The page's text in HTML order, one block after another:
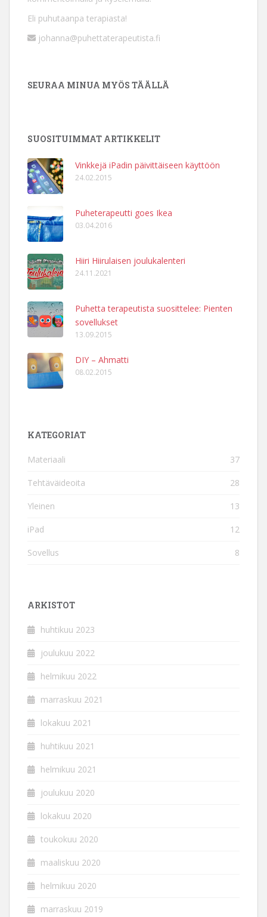
Eli puhutaanpa terapiasta!
johanna@puhettaterapeutista.fi
SEURAA MINUA MYÖS TÄÄLLÄ
SUOSITUIMMAT ARTIKKELIT
Vinkkejä iPadin päivittäiseen käyttöön
24.02.2015
Puheterapeutti goes Ikea
03.04.2016
Hiiri Hiirulaisen joulukalenteri
24.11.2021
Puhetta terapeutista suosittelee: Pienten
sovellukset
13.09.2015
DIY – Ahmatti
08.02.2015
KATEGORIAT
Materiaali 37
Tehtäväideoita 28
Yleinen 13
iPad 12
Sovellus 8
ARKISTOT
huhtikuu 2023
joulukuu 2022
helmikuu 2022
marraskuu 2021
lokakuu 2021
huhtikuu 2021
helmikuu 2021
joulukuu 2020
lokakuu 2020
toukokuu 2020
maaliskuu 2020
helmikuu 2020
marraskuu 2019